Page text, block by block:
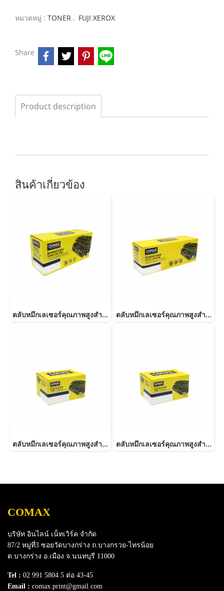
หมวดหมู่ : TONER , FUJI XEROX
Share
Product description
สินค้าเกี่ยวข้อง
ตลับหมึกเลเซอร์คุณภาพสูงสำหรับ Fuji Xerox รุ่น 3117 Black ตลับหมึกเลเซอร์คุณภาพสูงสำหรับ Fuji Xerox รุ่น P265dw (CT202329/202330)
ตลับหมึกเลเซอร์คุณภาพสูงสำหรับ Fuji Xerox รุ่น P355D (CT201937) Black ตลับหมึกเลเซอร์คุณภาพสูงสำหรับ Fuji Xerox รุ่น P255 (CT201918) Black
COMAX
บริษัท อินไลน์ เน็ทเวิร์ค จำกัด
87/2 หมู่ที่3 ซอยวัดบางกร่าง ถ.บางกรวย-ไทรน้อย
ต.บางกร่าง อ.เมือง จ.นนทบุรี 11000
Tel : 02 991 5804 5 ต่อ 43-45
Email : comax.print@gmail.com